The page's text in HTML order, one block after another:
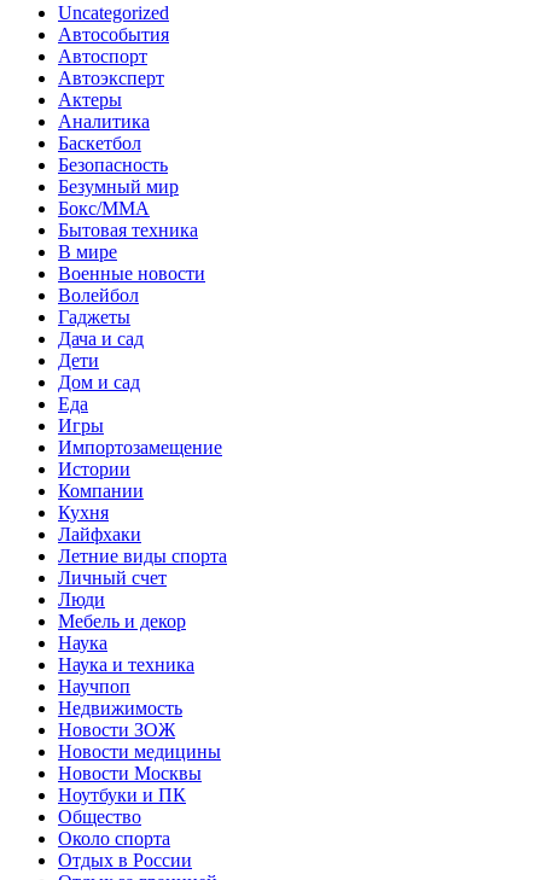
Uncategorized
Автособытия
Автоспорт
Автоэксперт
Актеры
Аналитика
Баскетбол
Безопасность
Безумный мир
Бокс/MMA
Бытовая техника
В мире
Военные новости
Волейбол
Гаджеты
Дача и сад
Дети
Дом и сад
Еда
Игры
Импортозамещение
Истории
Компании
Кухня
Лайфхаки
Летние виды спорта
Личный счет
Люди
Мебель и декор
Наука
Наука и техника
Научпоп
Недвижимость
Новости ЗОЖ
Новости медицины
Новости Москвы
Ноутбуки и ПК
Общество
Около спорта
Отдых в России